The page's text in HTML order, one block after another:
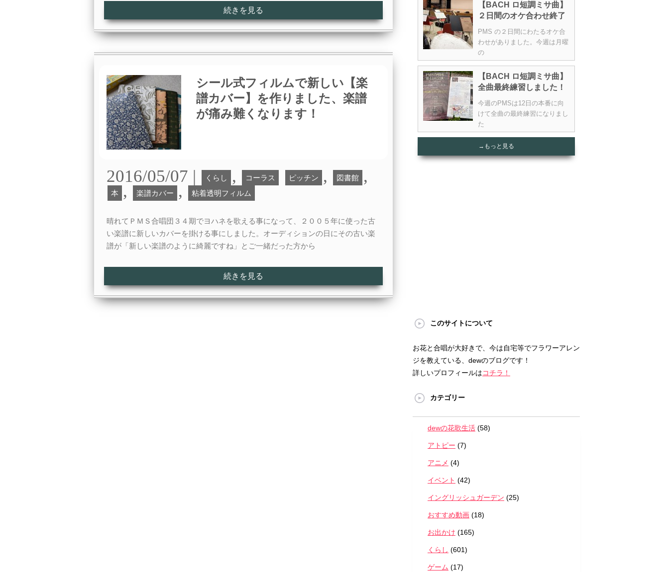
続きを見る
シール式フィルムで新しい【楽
譜カバー】を作りました、楽譜
が痛み難くなります！
2016/05/07 | くらし , コーラス ピッチン , 図書館 ,
本 , 楽譜カバー , 粘着透明フィルム
晴れてＰＭＳ合唱団３４期でヨハネを歌える事になって、２００５年に使った古
い楽譜に新しいカバーを掛ける事にしました。オーディションの日にその古い楽
譜が「新しい楽譜のように綺麗ですね」とご一緒だった方から
続きを見る
【BACH ロ短調ミサ曲】
２日間のオケ合わせ終了
PMS の２日間にわたるオケ合
わせがありました。今週は月曜
の
【BACH ロ短調ミサ曲】
全曲最終練習しました！
今週のPMSは12日の本番に向
けて全曲の最終練習になりまし
た
→もっと見る
このサイトについて
お花と合唱が大好きで、今は自宅等でフラワーアレン
ジを教えている、dewのブログです！
詳しいプロフィールはコチラ！
カテゴリー
dewの花歌生活 (58)
アトピー (7)
アニメ (4)
イベント (42)
イングリッシュガーデン (25)
おすすめ動画 (18)
お出かけ (165)
くらし (601)
ゲーム (17)